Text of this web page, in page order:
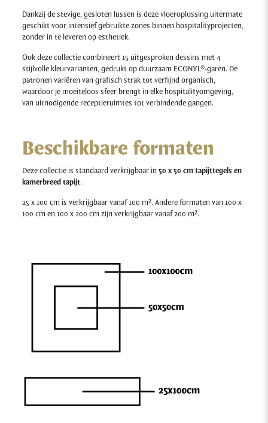
Dankzij de stevige, gesloten lussen is deze vloeroplossing uitermate
geschikt voor intensief gebruikte zones binnen hospitalityprojecten,
zonder in te leveren op esthetiek.
Ook deze collectie combineert 15 uitgesproken dessins met 4
stijlvolle kleurvarianten, gedrukt op duurzaam ECONYL®-garen. De
patronen variëren van grafisch strak tot verfijnd organisch,
waardoor je moeiteloos sfeer brengt in elke hospitalityomgeving,
van uitnodigende receptieruimtes tot verbindende gangen.
Beschikbare formaten
Deze collectie is standaard verkrijgbaar in50 x 50 cm tapijttegels en
kamerbreed tapijt.
25 x 100 cm is verkrijgbaar vanaf 100 m². Andere formaten van 100 x
100 cm en 100 x 200 cm zijn verkrijgbaar vanaf 200 m².